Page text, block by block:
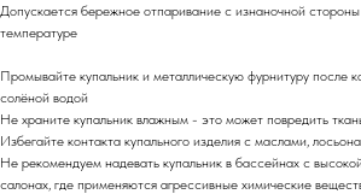
Допускается бережное отпаривание с изнаночной
температуре
Промывайте купальник и металлическую фурнитуру после
солёной водой
Не храните купальник влажным - это может повредить
Избегайте контакта купального изделия с маслами,
Не рекомендуем надевать купальник в бассейнах с
салонах, где применяются агрессивные химические